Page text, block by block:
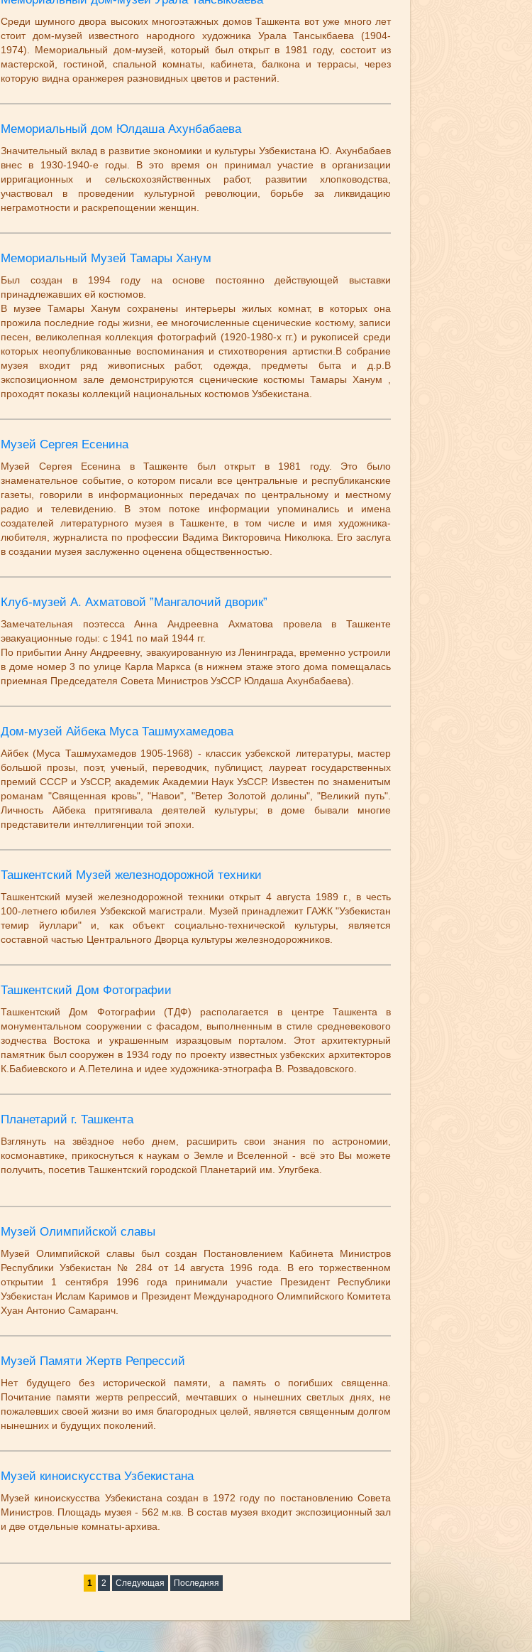
Среди шумного двора высоких многоэтажных домов Ташкента вот уже много лет
стоит дом-музей известного народного художника Урала Тансыкбаева (1904-
1974). Мемориальный дом-музей, который был открыт в 1981 году, состоит из
мастерской, гостиной, спальной комнаты, кабинета, балкона и террасы, через
которую видна оранжерея разновидных цветов и растений.
Мемориальный дом Юлдаша Ахунбабаева
Значительный вклад в развитие экономики и культуры Узбекистана Ю. Ахунбабаев
внес в 1930-1940-е годы. В это время он принимал участие в организации
ирригационных и сельскохозяйственных работ, развитии хлопководства,
участвовал в проведении культурной революции, борьбе за ликвидацию
неграмотности и раскрепощении женщин.
Мемориальный Музей Тамары Ханум
Был создан в 1994 году на основе постоянно действующей выставки
принадлежавших ей костюмов.
В музее Тамары Ханум сохранены интерьеры жилых комнат, в которых она
прожила последние годы жизни, ее многочисленные сценические костюму, записи
песен, великолепная коллекция фотографий (1920-1980-х гг.) и рукописей среди
которых неопубликованные воспоминания и стихотворения артистки.В собрание
музея входит ряд живописных работ, одежда, предметы быта и д.р.В
экспозиционном зале демонстрируются сценические костюмы Тамары Ханум ,
проходят показы коллекций национальных костюмов Узбекистана.
Музей Сергея Есенина
Музей Сергея Есенина в Ташкенте был открыт в 1981 году. Это было
знаменательное событие, о котором писали все центральные и республиканские
газеты, говорили в информационных передачах по центральному и местному
радио и телевидению. В этом потоке информации упоминались и имена
создателей литературного музея в Ташкенте, в том числе и имя художника-
любителя, журналиста по профессии Вадима Викторовича Николюка. Его заслуга
в создании музея заслуженно оценена общественностью.
Клуб-музей А. Ахматовой ”Мангалочий дворик”
Замечательная поэтесса Анна Андреевна Ахматова провела в Ташкенте
эвакуационные годы: с 1941 по май 1944 гг.
По прибытии Анну Андреевну, эвакуированную из Ленинграда, временно устроили
в доме номер 3 по улице Карла Маркса (в нижнем этаже этого дома помещалась
приемная Председателя Совета Министров УзССР Юлдаша Ахунбабаева).
Дом-музей Айбека Муса Ташмухамедова
Айбек (Муса Ташмухамедов 1905-1968) - классик узбекской литературы, мастер
большой прозы, поэт, ученый, переводчик, публицист, лауреат государственных
премий СССР и УзССР, академик Академии Наук УзССР. Известен по знаменитым
романам "Священная кровь", "Навои", "Ветер Золотой долины", "Великий путь".
Личность Айбека притягивала деятелей культуры; в доме бывали многие
представители интеллигенции той эпохи.
Ташкентский Музей железнодорожной техники
Ташкентский музей железнодорожной техники открыт 4 августа 1989 г., в честь
100-летнего юбилея Узбекской магистрали. Музей принадлежит ГАЖК "Узбекистан
темир йуллари" и, как объект социально-технической культуры, является
составной частью Центрального Дворца культуры железнодорожников.
Ташкентский Дом Фотографии
Ташкентский Дом Фотографии (ТДФ) располагается в центре Ташкента в
монументальном сооружении с фасадом, выполненным в стиле средневекового
зодчества Востока и украшенным изразцовым порталом. Этот архитектурный
памятник был сооружен в 1934 году по проекту известных узбекских архитекторов
К.Бабиевского и А.Петелина и идее художника-этнографа В. Розвадовского.
Планетарий г. Ташкента
Взглянуть на звёздное небо днем, расширить свои знания по астрономии,
космонавтике, прикоснуться к наукам о Земле и Вселенной - всё это Вы можете
получить, посетив Ташкентский городской Планетарий им. Улугбека.
Музей Олимпийской славы
Музей Олимпийской славы был создан Постановлением Кабинета Министров
Республики Узбекистан № 284 от 14 августа 1996 года. В его торжественном
открытии 1 сентября 1996 года принимали участие Президент Республики
Узбекистан Ислам Каримов и Президент Международного Олимпийского Комитета
Хуан Антонио Самаранч.
Музей Памяти Жертв Репрессий
Нет будущего без исторической памяти, а память о погибших священна.
Почитание памяти жертв репрессий, мечтавших о нынешних светлых днях, не
пожалевших своей жизни во имя благородных целей, является священным долгом
нынешних и будущих поколений.
Музей киноискусства Узбекистана
Музей киноискусства Узбекистана создан в 1972 году по постановлению Совета
Министров. Площадь музея - 562 м.кв. В состав музея входит экспозиционный зал
и две отдельные комнаты-архива.
1 2 Следующая Последняя